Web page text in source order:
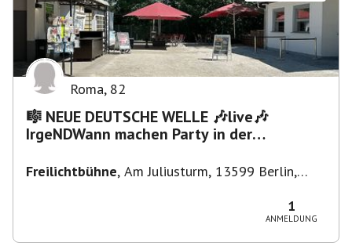
Roma, 82
🎼 NEUE DEUTSCHE WELLE 🎶live🎶
IrgeNDWann machen Party in der
Freilichtbühne, Am Juliusturm, 13599 Berlin,
1
ANMELDUNG